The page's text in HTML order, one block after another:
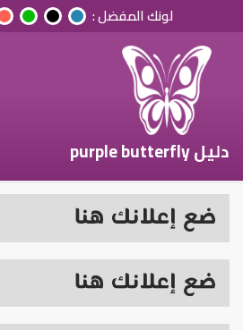
لونك المفضل :
دليل purple butterfly